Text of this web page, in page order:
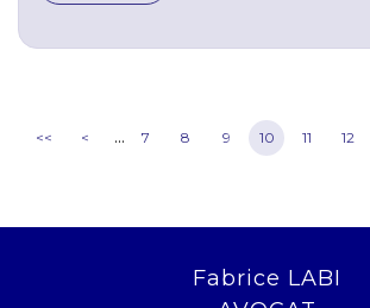
<< < ... 7 8 9 10 11 12
Fabrice LABI